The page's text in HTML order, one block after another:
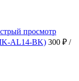
просмотр
AL14-BK) 300 ₽ /